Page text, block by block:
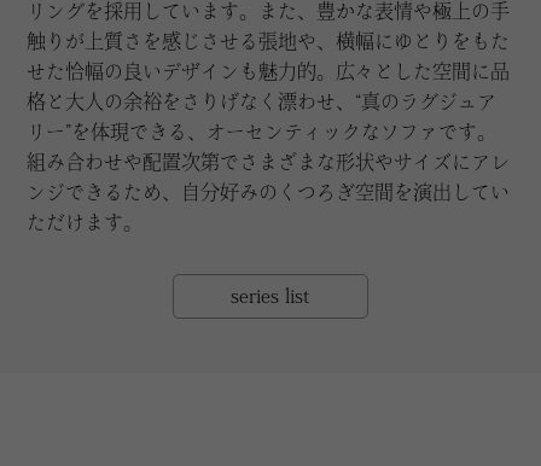
リングを採用しています。また、豊かな表情や極上の手
触りが上質さを感じさせる張地や、横幅にゆとりをもた
せた恰幅の良いデザインも魅力的。広々とした空間に品
格と大人の余裕をさりげなく漂わせ、“真のラグジュア
リー”を体現できる、オーセンティックなソファです。
組み合わせや配置次第でさまざまな形状やサイズにアレ
ンジできるため、自分好みのくつろぎ空間を演出してい
ただけます。
series list